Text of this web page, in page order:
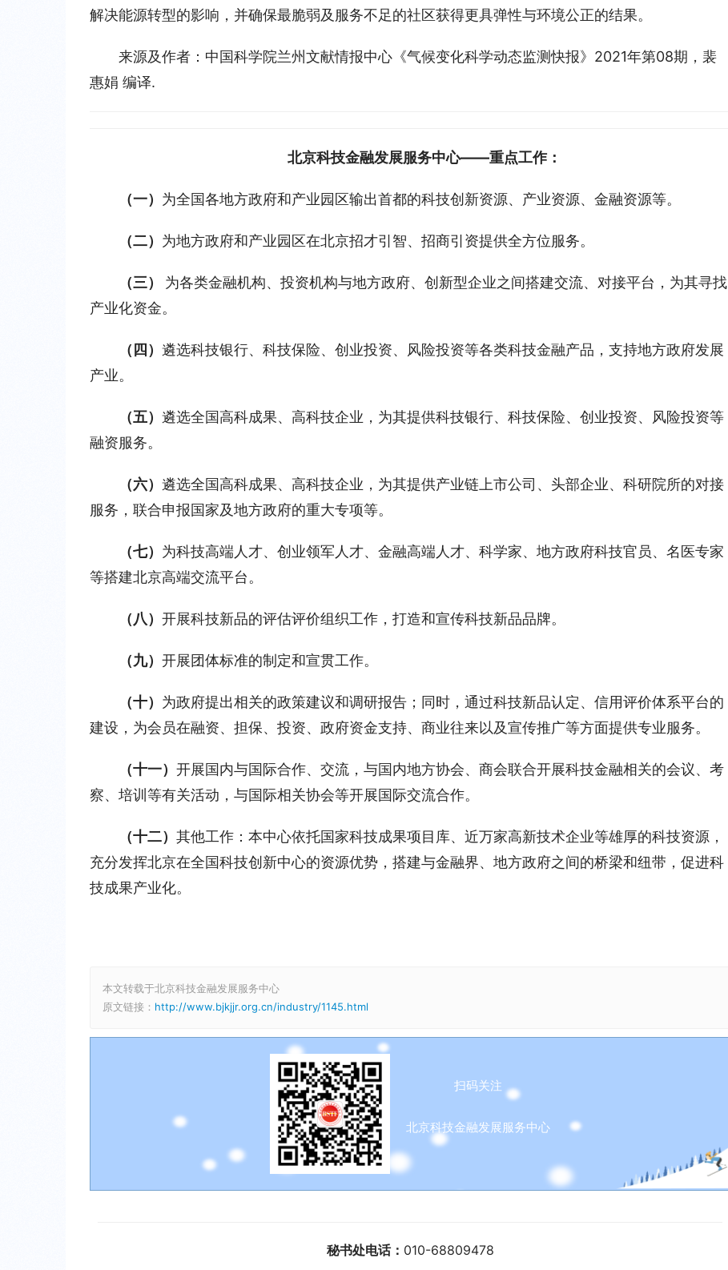
解决能源转型的影响，并确保最脆弱及服务不足的社区获得更具弹性与环境公正的结果。
来源及作者：中国科学院兰州文献情报中心《气候变化科学动态监测快报》2021年第08期，裴
惠娟 编译.
北京科技金融发展服务中心——重点工作：
（一） 为全国各地方政府和产业园区输出首都的科技创新资源、产业资源、金融资源等。
（二） 为地方政府和产业园区在北京招才引智、招商引资提供全方位服务。
（三） 为各类金融机构、投资机构与地方政府、创新型企业之间搭建交流、对接平台，为其寻找
产业化资金。
（四） 遴选科技银行、科技保险、创业投资、风险投资等各类科技金融产品，支持地方政府发展
产业。
（五） 遴选全国高科成果、高科技企业，为其提供科技银行、科技保险、创业投资、风险投资等
融资服务。
（六） 遴选全国高科成果、高科技企业，为其提供产业链上市公司、头部企业、科研院所的对接
服务，联合申报国家及地方政府的重大专项等。
（七） 为科技高端人才、创业领军人才、金融高端人才、科学家、地方政府科技官员、名医专家
等搭建北京高端交流平台。
（八） 开展科技新品的评估评价组织工作，打造和宣传科技新品品牌。
（九） 开展团体标准的制定和宣贯工作。
（十） 为政府提出相关的政策建议和调研报告；同时，通过科技新品认定、信用评价体系平台的
建设，为会员在融资、担保、投资、政府资金支持、商业往来以及宣传推广等方面提供专业服务。
（十一） 开展国内与国际合作、交流，与国内地方协会、商会联合开展科技金融相关的会议、考
察、培训等有关活动，与国际相关协会等开展国际交流合作。
（十二） 其他工作：本中心依托国家科技成果项目库、近万家高新技术企业等雄厚的科技资源，
充分发挥北京在全国科技创新中心的资源优势，搭建与金融界、地方政府之间的桥梁和纽带，促进科
技成果产业化。
本文转载于北京科技金融发展服务中心
原文链接： http://www.bjkjjr.org.cn/industry/1145.html
扫码关注
北京科技金融发展服务中心
秘书处电话： 010-68809478